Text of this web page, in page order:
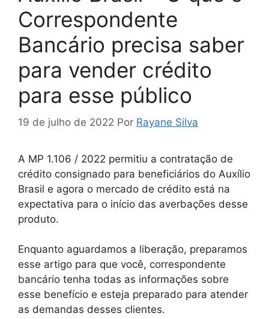
Correspondente
Bancário precisa saber
para vender crédito
para esse público
19 de julho de 2022 Por Rayane Silva
A MP 1.106 / 2022 permitiu a contratação de
crédito consignado para beneficiários do Auxílio
Brasil e agora o mercado de crédito está na
expectativa para o início das averbações desse
produto.
Enquanto aguardamos a liberação, preparamos
esse artigo para que você, correspondente
bancário tenha todas as informações sobre
esse benefício e esteja preparado para atender
as demandas desses clientes.